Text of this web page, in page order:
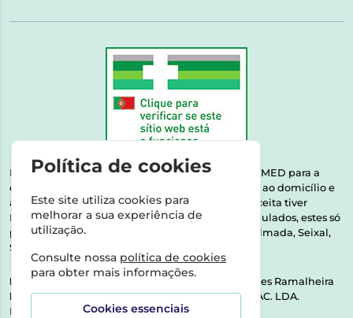
Esta farmácia encontra-se autorizada pelo INFARMED para a
dispensa de medicamentos e produtos de saúde ao domicílio e
através da internet. Medicamentos | Se na sua receita tiver
MSRM, MNSRM, MSRMV ou Medicamentos Manipulados, estes só
podem ser entregues nos seguintes concelhos: Almada, Seixal,
Sesimbra, Oeiras e Lisboa.
Direção Técnica:
Dra. Raquel Alexandra Fernandes Ramalheira
NIPC:513064133 | ASPAS E NÚMEROS SOC. FARMAC. LDA.
Rua dos Castanheiros 5 AB Feijó2810-036 Almada
Política de cookies
Este site utiliza cookies para
melhorar a sua experiência de
utilização.
Consulte nossa política de cookies
para obter mais informações.
Cookies essenciais